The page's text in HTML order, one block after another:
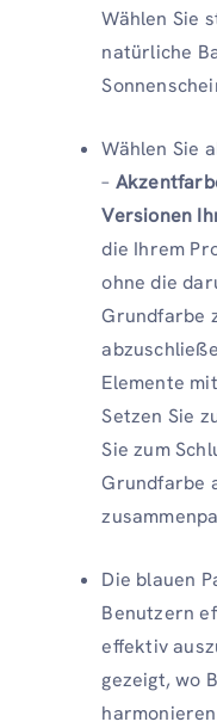
Wählen Sie
natürliche
Wählen Sie
–
Versionen
die Ihrem
ohne die
Grundfarbe
Elemente
Setzen Sie
Sie zum
Grundfarbe
Die blauen
Benutzern
effektiv
gezeigt, wo